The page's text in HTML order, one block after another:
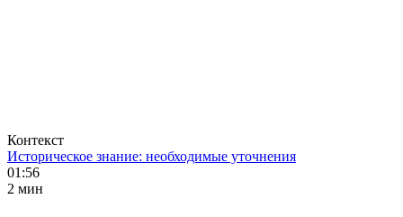
Контекст
Историческое знание: необходимые уточнения
01:56
2 мин